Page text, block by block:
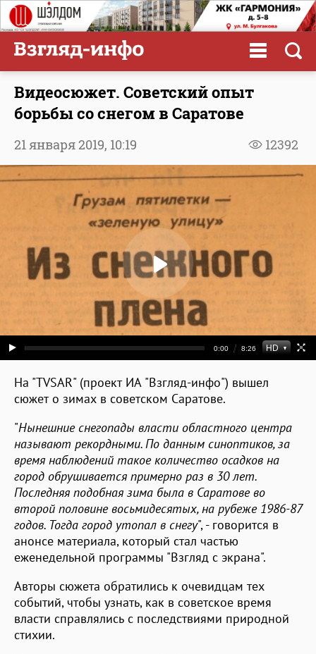
Видеосюжет. Советский опыт
борьбы со снегом в Саратове
12392
21 января 2019, 10:19
На "TVSAR" (проект ИА "Взгляд-инфо") вышел
сюжет о зимах в советском Саратове.
"Нынешние снегопады власти областного центра
называют рекордными. По данным синоптиков, за
время наблюдений такое количество осадков на
город обрушивается примерно раз в 30 лет.
Последняя подобная зима была в Саратове во
второй половине восьмидесятых, на рубеже 1986-87
годов. Тогда город утопал в снегу", - говорится в
анонсе материала, который стал частью
еженедельной программы "Взгляд с экрана".
Авторы сюжета обратились к очевидцам тех
событий, чтобы узнать, как в советское время
власти справлялись с последствиями природной
стихии.